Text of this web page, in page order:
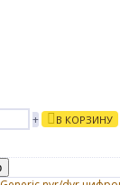
+ В КОРЗИНУ